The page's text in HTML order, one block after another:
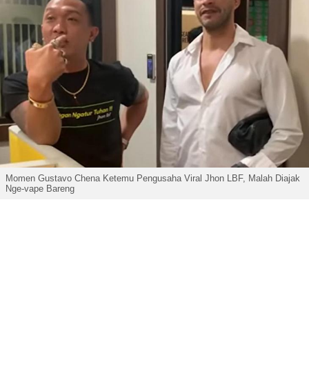
Momen Gustavo Chena Ketemu Pengusaha Viral Jhon LBF, Malah Diajak
Nge-vape Bareng